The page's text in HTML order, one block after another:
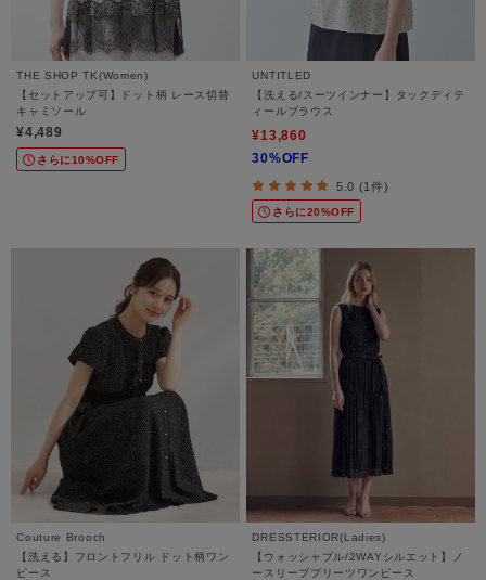
THE SHOP TK(Women)
【セットアップ可】ドット柄 レース切替
キャミソール
¥4,489
さらに10%OFF
UNTITLED
【洗える/スーツインナー】タックディテ
ィールブラウス
¥13,860
30%OFF
5.0 (1件)
さらに20%OFF
Couture Brooch
【洗える】フロントフリル ドット柄ワン
ピース
DRESSTERIOR(Ladies)
【ウォッシャブル/2WAYシルエット】ノ
ースリーブプリーツワンピース